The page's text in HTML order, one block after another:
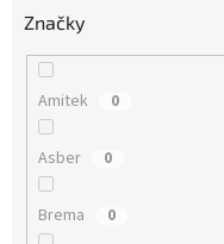
Značky
Amitek 0
Asber 0
Brema 0